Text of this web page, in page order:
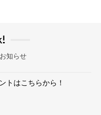
知らせ
トはこちらから！